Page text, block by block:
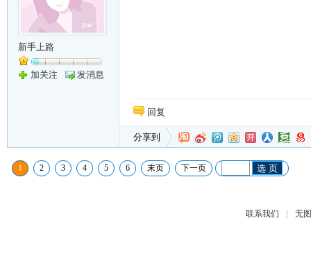
新手上路
加关注 发消息
回复
分享到
1 2 3 4 5 6 末页 下一页 选 页
联系我们 | 无